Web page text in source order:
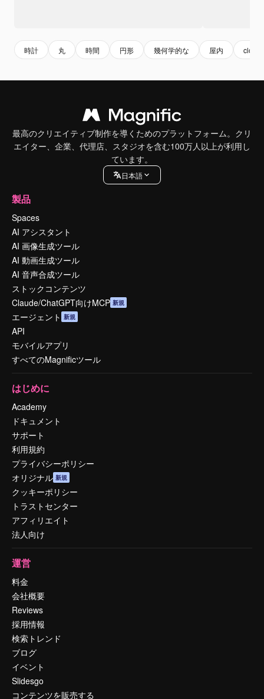
時計 丸 時間 円形 幾何学的な 屋内 clock
最高のクリエイティブ制作を導くためのプラットフォーム。クリ
エイター、企業、代理店、スタジオを含む100万人以上が利用し
ています。
日本語
製品
Spaces
AI アシスタント
AI 画像生成ツール
AI 動画生成ツール
AI 音声合成ツール
ストックコンテンツ
Claude/ChatGPT向けMCP 新規
エージェント 新規
API
モバイルアプリ
すべてのMagnificツール
はじめに
Academy
ドキュメント
サポート
利用規約
プライバシーポリシー
オリジナル 新規
クッキーポリシー
トラストセンター
アフィリエイト
法人向け
運営
料金
会社概要
Reviews
採用情報
検索トレンド
ブログ
イベント
Slidesgo
コンテンツを販売する